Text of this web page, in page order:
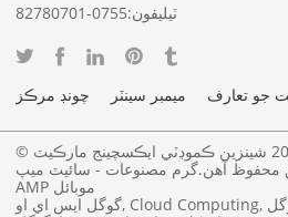
ٽيليفون:0755-82780701
چونڊ مرڪز ميمبر سينٽر جو تعارف
© ڪاپي رائيٽ - 2010-2023 شينزين ڪموڊٽي ايڪسچينج مارڪيٽ
آهن.گرم مصنوعات - سائيٽ ميپ
AMP موبائل
گوگل ايس اي او, Cloud Computing,